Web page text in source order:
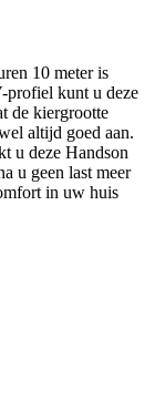
10 meter is
profiel kunt u deze
de kiergrootte
altijd goed aan.
u deze Handson
u geen last meer
in uw huis